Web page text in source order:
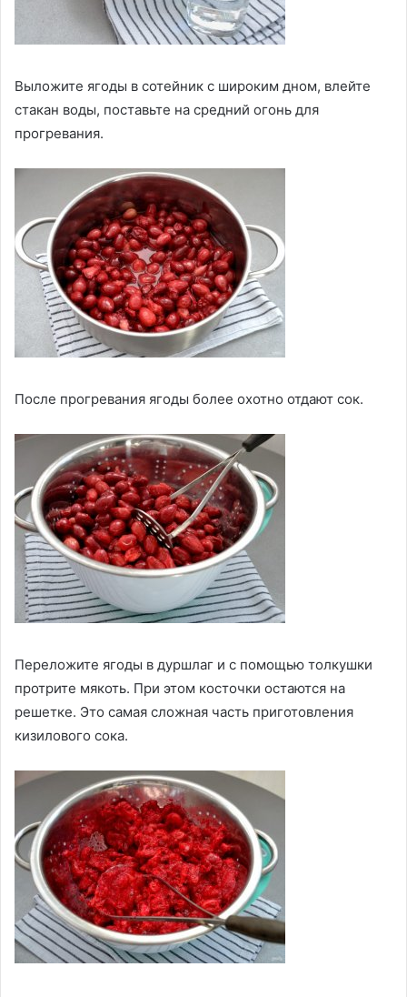
Выложите ягоды в сотейник с широким дном, влейте
стакан воды, поставьте на средний огонь для
прогревания.
После прогревания ягоды более охотно отдают сок.
Переложите ягоды в дуршлаг и с помощью толкушки
протрите мякоть. При этом косточки остаются на
решетке. Это самая сложная часть приготовления
кизилового сока.